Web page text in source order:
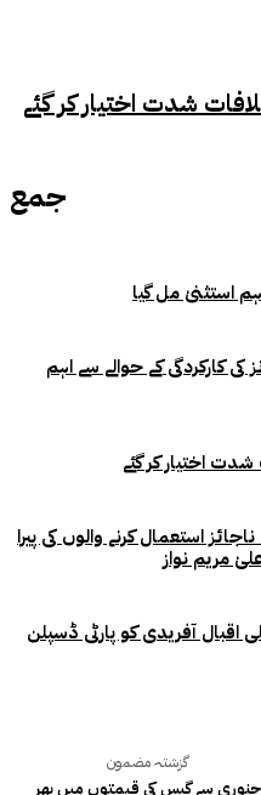
شدت اختیار کر گئے
جمع
استثنیٰ مل گیا
کی کارکردگی کے حوالے سے اہم
اختیار کر گئے
استعمال کرنے والوں کی پیرا
آفریدی کو پارٹی ڈسپلن
گزشتہ مضمون
جنوری سے گیس کی قیمتوں میں پھر